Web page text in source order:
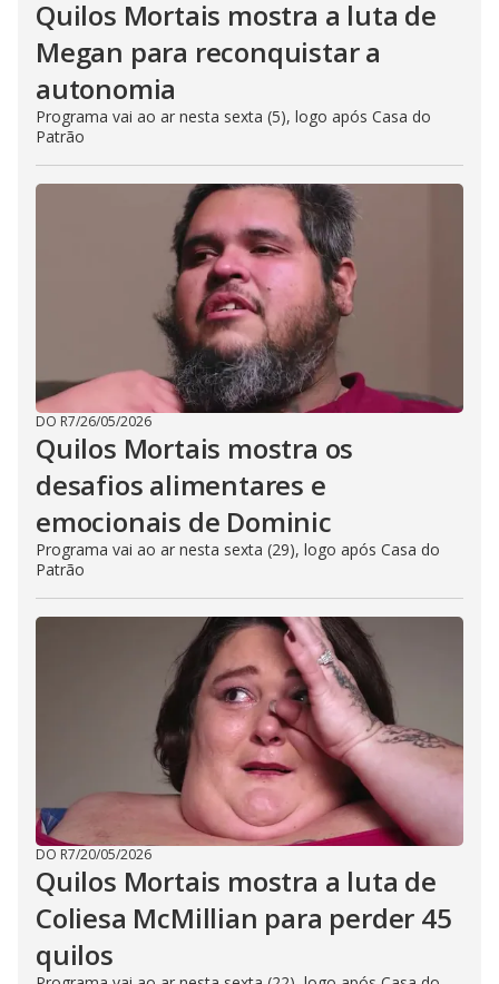
Quilos Mortais mostra a luta de
Megan para reconquistar a
autonomia
Programa vai ao ar nesta sexta (5), logo após Casa do
Patrão
DO R7/26/05/2026
Quilos Mortais mostra os
desafios alimentares e
emocionais de Dominic
Programa vai ao ar nesta sexta (29), logo após Casa do
Patrão
DO R7/20/05/2026
Quilos Mortais mostra a luta de
Coliesa McMillian para perder 45
quilos